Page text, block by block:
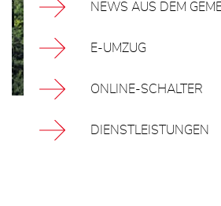
NEWS AUS DEM
E-UMZUG
ONLINE-SCHALTER
DIENSTLEISTUNGEN